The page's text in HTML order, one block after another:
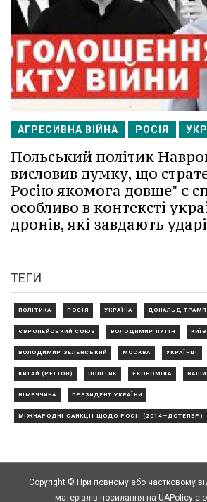
АГРЕСИВНА ВІЙНА РОСІЯ
Польський політик
висловив думку, що
Росію якомога довше" є
особливо в контексті
дронів, які завдають
ТЕГИ
ПОЛІТИКА РОСІЯ УКРАЇНА ДОНАЛЬД ТРАМП
ЄВРОПЕЙСЬКИЙ СОЮЗ ВОЛОДИМИР ПУТІН КИЇВ
ВОЛОДИМИР ЗЕЛЕНСЬКИЙ МОСКВА УКРАЇНЦІ
КИТАЙ (РЕГІОН) ПОЛІТИК ЕКОНОМІКА
НІМЕЧЧИНА ПРЕЗИДЕНТ УКРАЇНИ
МІЖНАРОДНІ САНКЦІЇ ЩОДО РОСІЇ (2014—ДОТЕПЕР)
Copyright © При повному або частковому
матеріалів посилання на UAPolicy є